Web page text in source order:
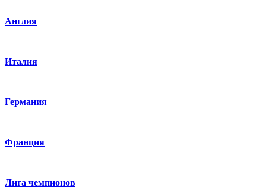
Англия
Италия
Германия
Франция
Лига чемпионов